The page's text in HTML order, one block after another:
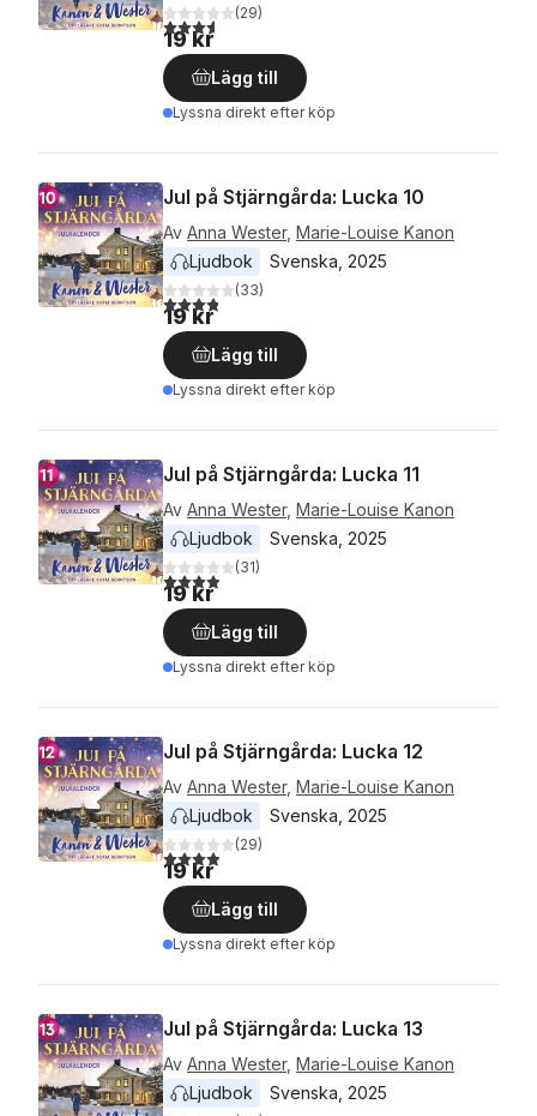
3,6utav 5 stjärnor. Totalt antal röster:
(29)
19 kr
Lägg till
Lyssna direkt efter köp
Jul på Stjärngårda: Lucka 10
Av Anna Wester, Marie-Louise Kanon
Ljudbok
Svenska 2025
3,8utav 5 stjärnor. Totalt antal röster:
(33)
19 kr
Lägg till
Lyssna direkt efter köp
Jul på Stjärngårda: Lucka 11
Av Anna Wester, Marie-Louise Kanon
Ljudbok
Svenska 2025
3,9utav 5 stjärnor. Totalt antal röster:
(31)
19 kr
Lägg till
Lyssna direkt efter köp
Jul på Stjärngårda: Lucka 12
Av Anna Wester, Marie-Louise Kanon
Ljudbok
Svenska 2025
3,9utav 5 stjärnor. Totalt antal röster:
(29)
19 kr
Lägg till
Lyssna direkt efter köp
Jul på Stjärngårda: Lucka 13
Av Anna Wester, Marie-Louise Kanon
Ljudbok
Svenska 2025